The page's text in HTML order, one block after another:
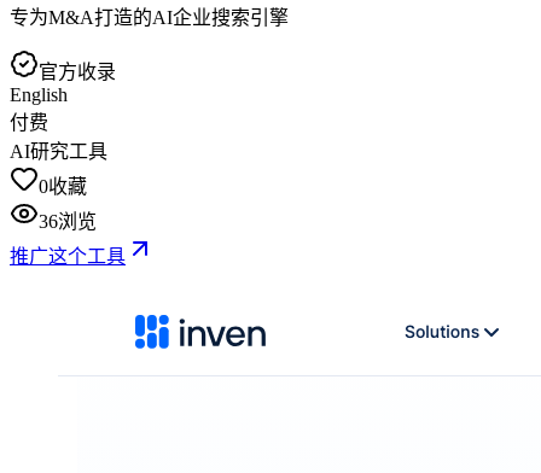
专为M&A打造的AI企业搜索引擎
官方收录
English
付费
AI研究工具
0收藏
36浏览
推广这个工具